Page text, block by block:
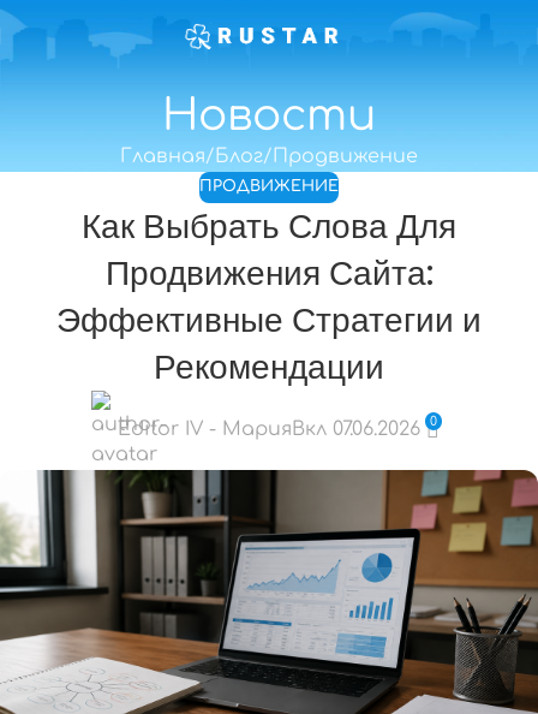
Новости
Главная Блог Продвижение
ПРОДВИЖЕНИЕ
Как Выбрать Слова Для
Продвижения Сайта:
Эффективные Стратегии и
Рекомендации
Editor IV - Мария Вкл 07.06.2026 0